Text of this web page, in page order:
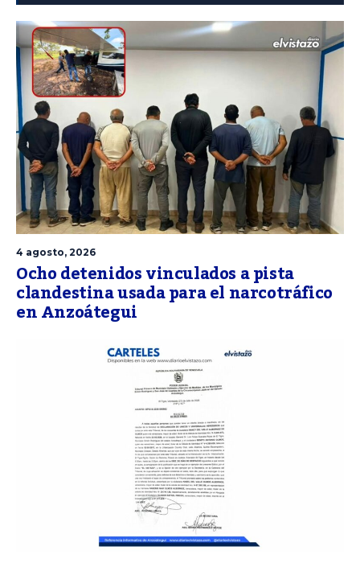
4 agosto, 2026
Ocho detenidos vinculados a pista
clandestina usada para el narcotráfico
en Anzoátegui